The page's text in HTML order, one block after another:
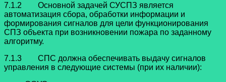
7.1.2 Основной задачей СУСПЗ является
автоматизация сбора, обработки информации и
формирования сигналов для цели функционирования
СПЗ объекта при возникновении пожара по заданному
алгоритму.
7.1.3 СПС должна обеспечивать выдачу сигналов
управления в следующие системы (при их наличии):